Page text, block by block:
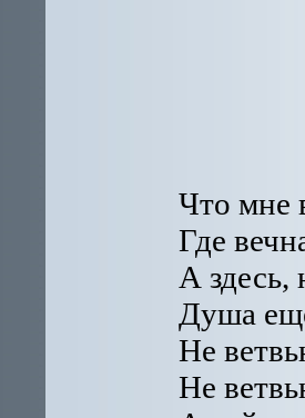
Что мне
Где
А
Душа
Не
Не